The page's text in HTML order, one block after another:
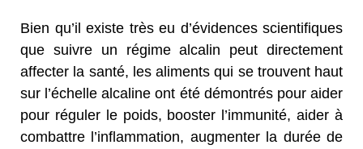
Bien qu’il existe très eu d’évidences scientifiques
que suivre un régime alcalin peut directement
affecter la santé, les aliments qui se trouvent haut
sur l’échelle alcaline ont été démontrés pour aider
pour réguler le poids, booster l’immunité, aider à
combattre l’inflammation, augmenter la durée de